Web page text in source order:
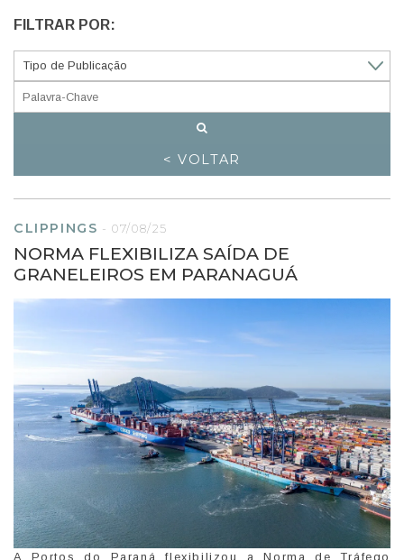
FILTRAR POR:
< VOLTAR
CLIPPINGS -07/08/25
NORMA FLEXIBILIZA SAÍDA DE
GRANELEIROS EM PARANAGUÁ
A Portos do Paraná flexibilizou a Norma de Tráfego